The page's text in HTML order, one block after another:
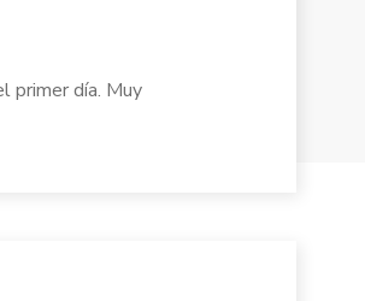
primer día. Muy